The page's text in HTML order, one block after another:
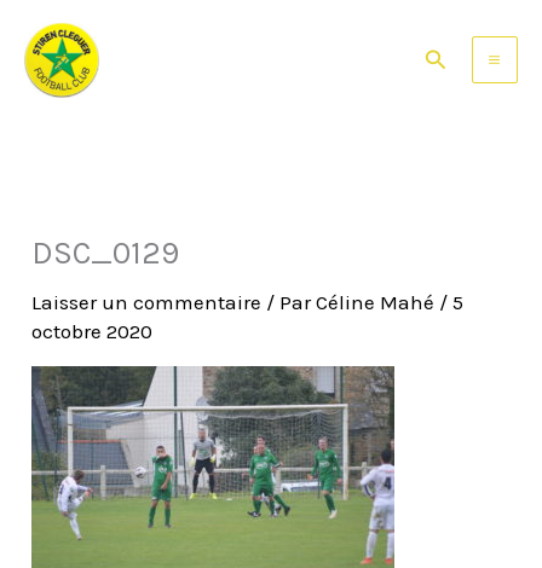
contenu
Rechercher
DSC_0129
Laisser un commentaire / ParCéline Mahé /5
octobre 2020